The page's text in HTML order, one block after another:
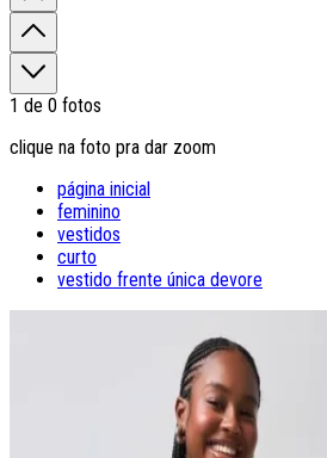
1 de 0 fotos
clique na foto pra dar zoom
página inicial
feminino
vestidos
curto
vestido frente única devore